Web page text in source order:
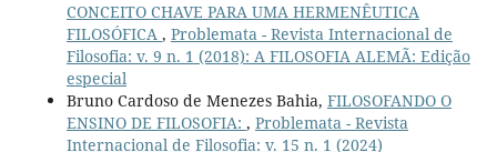
CONCEITO CHAVE PARA UMA HERMENÊUTICA
FILOSÓFICA , Problemata - Revista Internacional de
Filosofia: v. 9 n. 1 (2018): A FILOSOFIA ALEMÃ: Edição
especial
Bruno Cardoso de Menezes Bahia, FILOSOFANDO O
ENSINO DE FILOSOFIA: , Problemata - Revista
Internacional de Filosofia: v. 15 n. 1 (2024)